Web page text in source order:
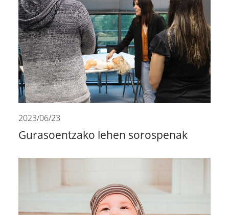
2023/06/23
Gurasoentzako lehen sorospenak